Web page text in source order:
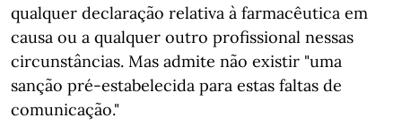
qualquer declaração relativa à farmacêutica em
causa ou a qualquer outro profissional nessas
circunstâncias. Mas admite não existir "uma
sanção pré-estabelecida para estas faltas de
comunicação."